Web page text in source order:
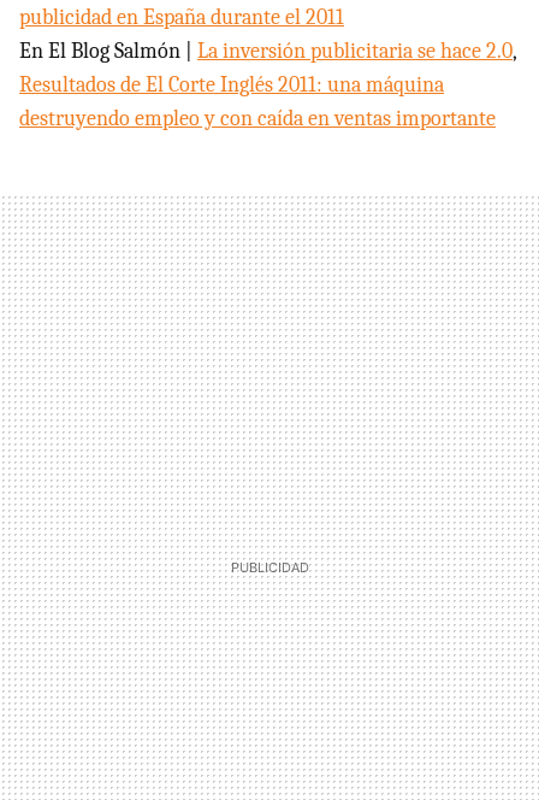
publicidad en España durante el 2011
En El Blog Salmón | La inversión publicitaria se hace 2.0,
Resultados de El Corte Inglés 2011: una máquina
destruyendo empleo y con caída en ventas importante